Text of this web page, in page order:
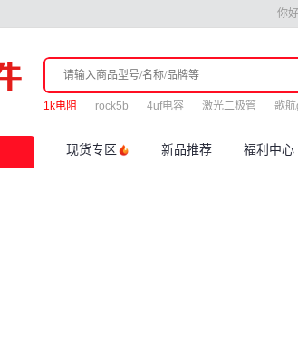
你好
1k电阻 rock5b 4uf电容 激光二极管 歌
现货专区 新品推荐 福利中心